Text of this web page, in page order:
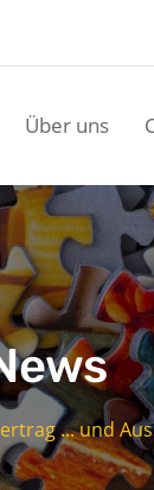
Über uns
... und